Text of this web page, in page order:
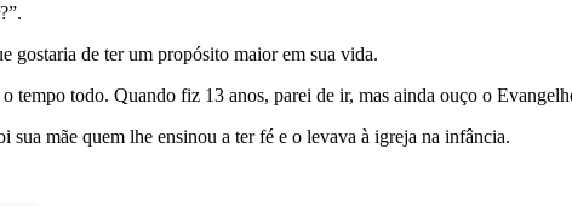
gostaria de ter um propósito maior em sua vida.
todo. Quando fiz 13 anos, parei de ir, mas ainda ouço o
mãe quem lhe ensinou a ter fé e o levava à igreja na infância.